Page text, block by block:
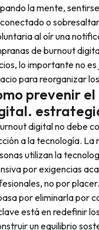
la mente,
o
al oír una
de burnout
lo importante no
para reorganizar
prevenir
digital no debe
a la tecnología. La
utilizan la
por exigencias
no por
por eliminarla por
está en redefinir
un equilibrio